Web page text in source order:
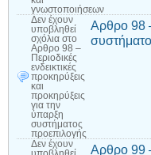
γνωστοποιήσεων
Δεν έχουν
υποβληθεί
σχόλια στο
Αρθρο 98 –
Περιοδικές
ενδεικτικές
προκηρύξεις
και
προκηρύξεις
για την
ύπαρξη
συστήματος
προεπιλογής
Αρθρο 98
Δεν έχουν
Αρθρο 99